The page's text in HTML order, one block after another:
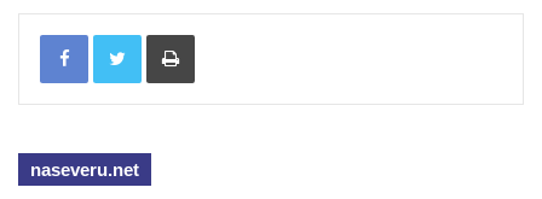
Kaple v Michalovicích
Kaple svatého Urbana ve Velkých
Tisknout
naseveru.net